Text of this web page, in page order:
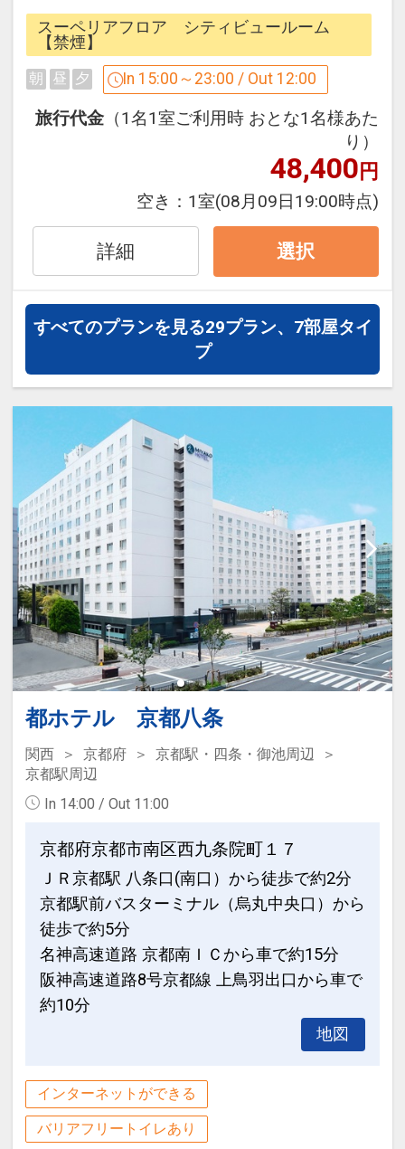
ホテルオリジナルグッズ付きプランで
す。
■ご注意■
○画像は一例です。お部屋のデザインは
○全室洗い場付のバスルームとトイレは
○全室加湿機能付空気清浄機完備
○チェックイン／15:00 チェックアウト
／12:00
■ユニバーサル・スタジオ・ジャパンか
ら徒歩1分
設定期間：2024年11月25日～2027年7
月31日
インターネットコース番号：DP-2-
200000036094
スーペリアフロア シティビュールーム
【禁煙】
朝 昼 夕 In 15:00～23:00 / Out 12:00
旅行代金 （1名1室ご利用時 おとな1名様あた
り）
48,400円
空き： 1室(08月09日19:00時点)
詳細 選択
すべてのプランを見る29プラン、7部屋タイ
プ
都ホテル 京都八条
関西 京都府
京都駅・四条・御池周辺
京都駅周辺
In 14:00 / Out 11:00
京都府京都市南区西九条院町１７
ＪＲ京都駅 八条口(南口）から徒歩で約2分
京都駅前バスターミナル（烏丸中央口）から
徒歩で約5分
名神高速道路 京都南ＩＣから車で約15分
阪神高速道路8号京都線 上鳥羽出口から車で
約10分
地図
インターネットができる
バリアフリートイレあり